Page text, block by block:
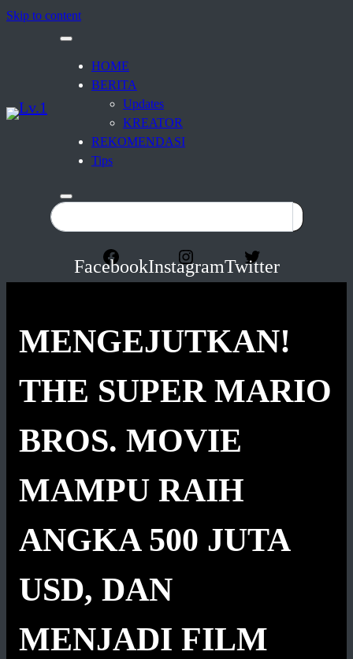
Skip to content
HOME
BERITA
Updates
KREATOR
REKOMENDASI
Tips
FacebookInstagramTwitter
MENGEJUTKAN!
THE SUPER MARIO
BROS. MOVIE
MAMPU RAIH
ANGKA 500 JUTA
USD, DAN
MENJADI FILM